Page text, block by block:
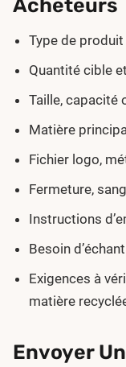
Acheteurs
Type de produit
Quantité cible
Taille, capacité
Matière
Fichier logo,
Fermeture,
Instructions
Besoin
Exigences à
matière
Envoyer